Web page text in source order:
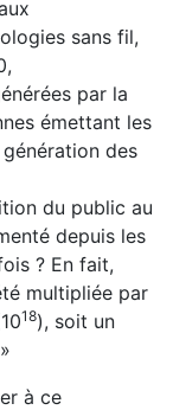
sans fil,
par la
émettant les
des
du public au
depuis les
? En fait,
multipliée par
18), soit un
à ce